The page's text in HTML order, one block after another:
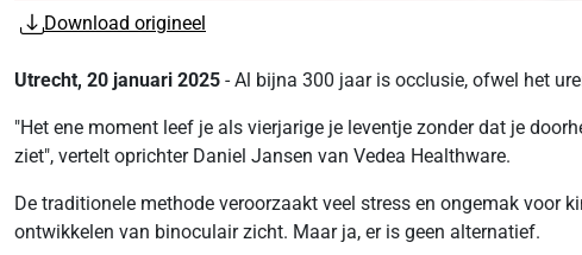
Download origineel
Utrecht, 20 januari 2025 - Al bijna 300 jaar is occlusie, ofwel het
"Het ene moment leef je als vierjarige je leventje zonder dat je
ziet", vertelt oprichter Daniel Jansen van Vedea Healthware.
De traditionele methode veroorzaakt veel stress en ongemak voor
ontwikkelen van binoculair zicht. Maar ja, er is geen alternatief.